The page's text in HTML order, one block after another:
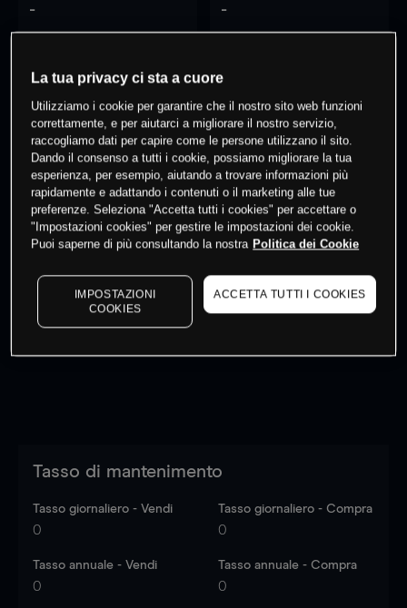
- -
0 % dei clienti hanno posizioni
questo prodotto
Fai trading
I prezzi sono solo indicativi. Accediper vedere gli ultimi
dati di mercato
to see latest market data
Tasso di mantenimento
Tasso giornaliero - Vendi
0
Tasso giornaliero - Compra
0
Tasso annuale - Vendi
0
Tasso annuale - Compra
0
La tua privacy ci sta a cuore
Utilizziamo i cookie per garantire che il nostro sito web funzioni
correttamente, e per aiutarci a migliorare il nostro servizio,
raccogliamo dati per capire come le persone utilizzano il sito.
Dando il consenso a tutti i cookie, possiamo migliorare la tua
esperienza, per esempio, aiutando a trovare informazioni più
rapidamente e adattando i contenuti o il marketing alle tue
preferenze. Seleziona "Accetta tutti i cookies" per accettare o
"Impostazioni cookies" per gestire le impostazioni dei cookie.
Puoi saperne di più consultando la nostra Politica dei Cookie
IMPOSTAZIONI
COOKIES
ACCETTA TUTTI I COOKIES